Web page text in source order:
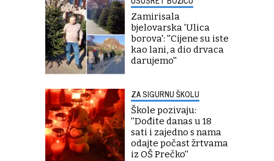
Zamirisala
bjelovarska 'Ulica
borova': ''Cijene su iste
kao lani, a dio drvaca
darujemo''
ZA SIGURNU ŠKOLU
Škole pozivaju:
''Dođite danas u 18
sati i zajedno s nama
odajte počast žrtvama
iz OŠ Prečko''